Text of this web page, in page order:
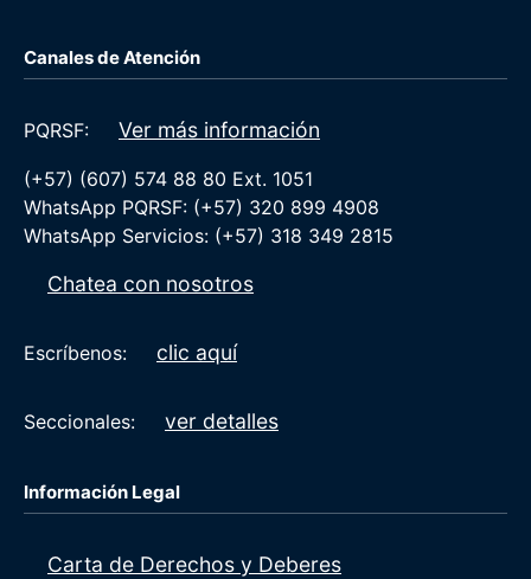
Canales de Atención
PQRSF: Ver más información
(+57) (607) 574 88 80 Ext. 1051
WhatsApp PQRSF: (+57) 320 899 4908
WhatsApp Servicios: (+57) 318 349 2815
Chatea con nosotros
Escríbenos: clic aquí
Seccionales: ver detalles
Información Legal
Carta de Derechos y Deberes